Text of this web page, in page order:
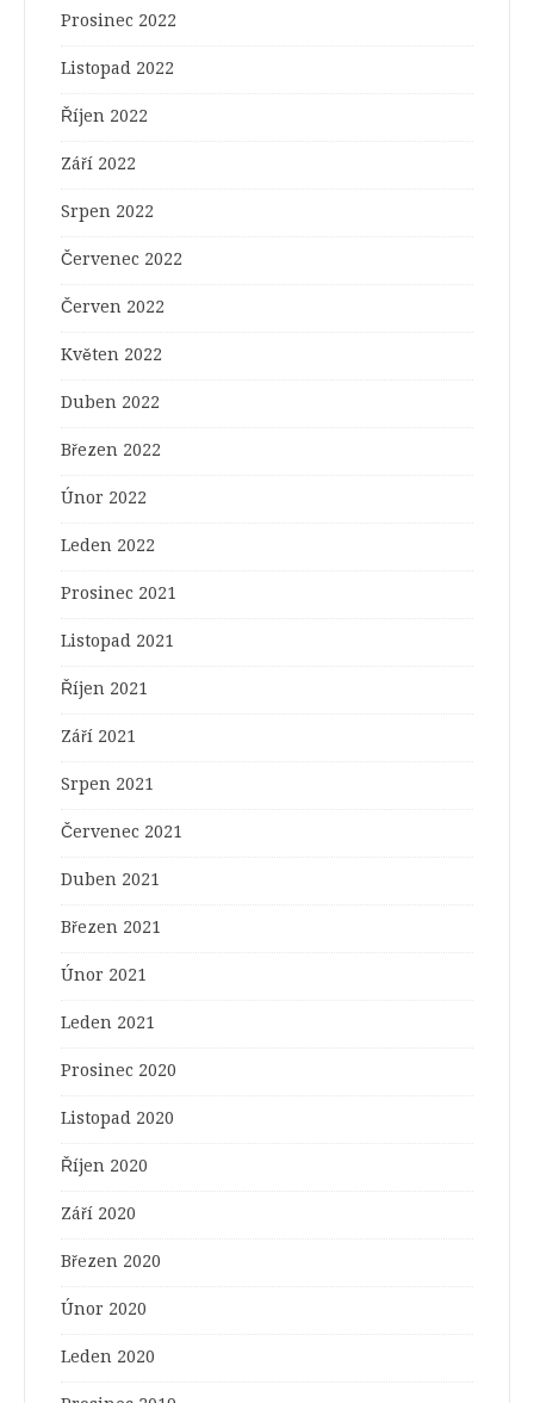
Prosinec 2022
Listopad 2022
Říjen 2022
Září 2022
Srpen 2022
Červenec 2022
Červen 2022
Květen 2022
Duben 2022
Březen 2022
Únor 2022
Leden 2022
Prosinec 2021
Listopad 2021
Říjen 2021
Září 2021
Srpen 2021
Červenec 2021
Duben 2021
Březen 2021
Únor 2021
Leden 2021
Prosinec 2020
Listopad 2020
Říjen 2020
Září 2020
Březen 2020
Únor 2020
Leden 2020